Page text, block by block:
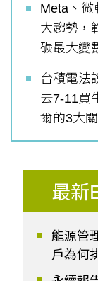
Meta、微
大趨勢，
碳最大變
台積電法
去7-11買
爾的3大
最新
能源管
戶為何